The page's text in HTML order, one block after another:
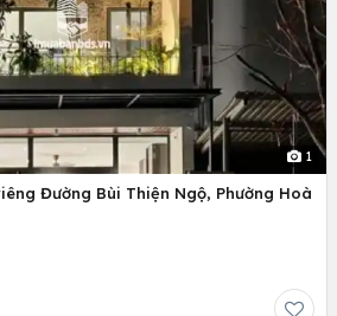
1
Đường Bùi Thiện Ngộ, Phường Hoà